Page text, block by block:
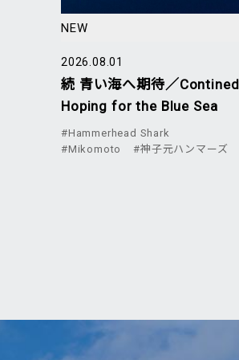
NEW
2026.08.01
続 青い海へ期待／Contined
Hoping for the Blue Sea
#Hammerhead Shark
#Mikomoto
#神子元ハンマーズ